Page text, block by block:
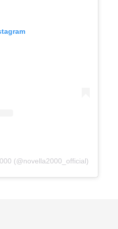
(@novella2000_official)